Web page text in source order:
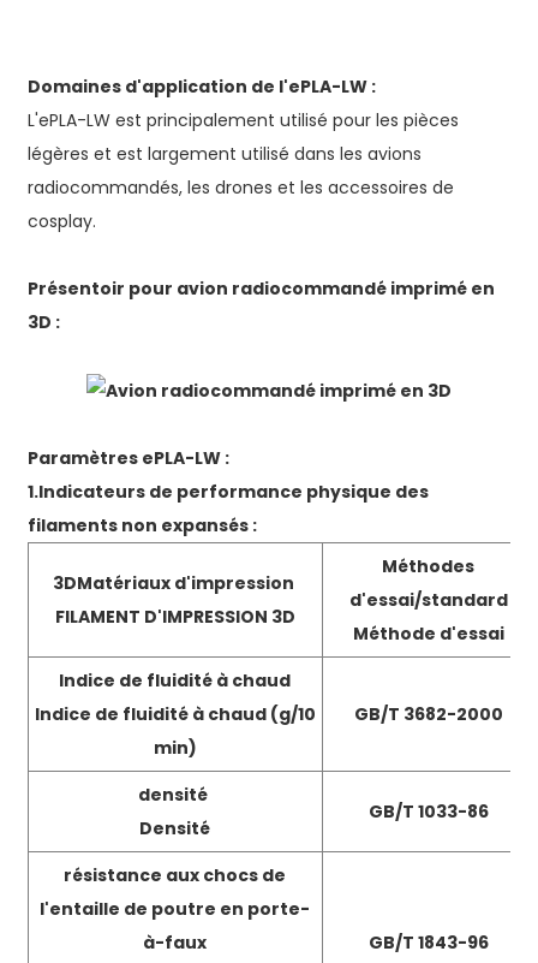
Domaines d'application de l'ePLA-LW :
L'ePLA-LW est principalement utilisé pour les pièces
légères et est largement utilisé dans les avions
radiocommandés, les drones et les accessoires de
cosplay.
Présentoir pour avion radiocommandé imprimé en
3D :
Paramètres ePLA-LW :
1.Indicateurs de performance physique des
filaments non expansés :
3DMatériaux d'impression
FILAMENT D'IMPRESSION 3D
Méthodes
d'essai/standard
Méthode d'essai
Indice de fluidité à chaud
Indice de fluidité à chaud (g/10
min)
GB/T 3682-2000
densité
Densité
GB/T 1033-86
résistance aux chocs de
l'entaille de poutre en porte-
à-faux
GB/T 1843-96